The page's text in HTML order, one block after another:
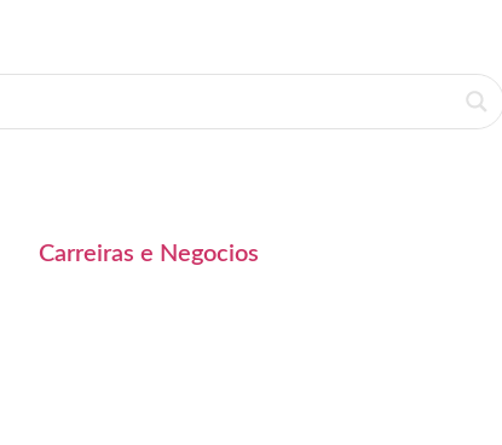
Carreiras e Negocios